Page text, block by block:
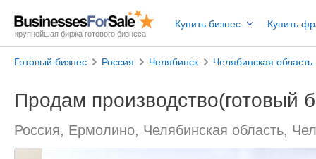
крупнейшая биржа готового бизнеса
Купить бизнес Купить
Готовый бизнес Россия Челябинск Челябинская область
Продам производство(готовый
Россия, Ермолино, Челябинская область,